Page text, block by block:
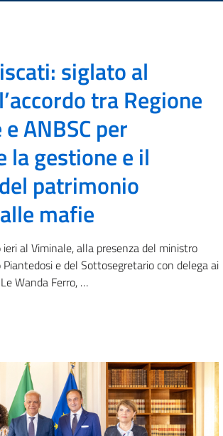
siglato al
tra Regione
ANBSC per
la gestione e il
patrimonio
mafie
al Viminale, alla presenza del ministro
e del Sottosegretario con delega ai
Wanda Ferro, …